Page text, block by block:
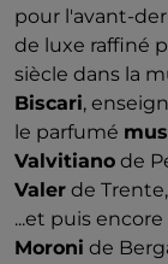
pour l'avant-
de luxe raffiné
siècle dans la
Biscari,
le parfumé
Valvitiano de
Valer de
...et puis encore
Moroni de